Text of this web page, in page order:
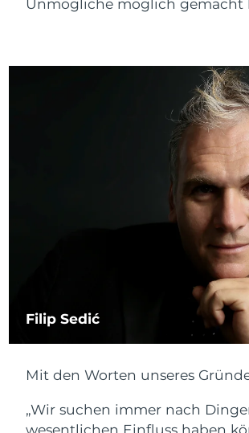
Unmögliche möglich gemacht
Filip Sedić
Mit den Worten unseres
„Wir suchen immer nach
wesentlichen Einfluss haben
Niederlande Erwartete
Erwartete
Erwartete
Erwartete
Erwartete
Erwartete
Erwartete
Réunion Erwartete
Rumänien Erwartete
Russland Erwartete